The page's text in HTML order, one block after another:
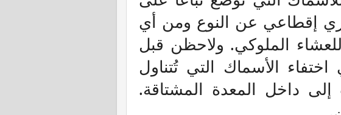
إقطاعي عن النوع ومن أي
الملوكي. ولاحظن قبل
الأسماك التي تُتناول
داخل المعدة المشتاقة.